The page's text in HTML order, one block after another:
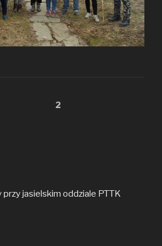
2
jasielskim oddziale PTTK